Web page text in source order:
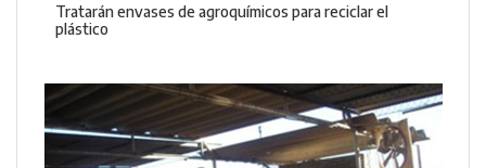
Tratarán envases de agroquímicos para reciclar el
plástico